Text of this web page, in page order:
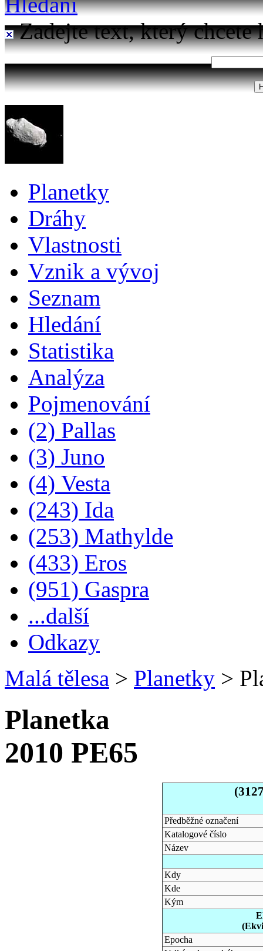
Zadejte text, který chcete
Planetky
Dráhy
Vlastnosti
Vznik a vývoj
Seznam
Hledání
Statistika
Analýza
Pojmenování
(2) Pallas
(3) Juno
(4) Vesta
(243) Ida
(253) Mathylde
(433) Eros
(951) Gaspra
...další
Odkazy
Malá tělesa > Planetky >
Planetka
2010 PE65
Předběžné označení
Katalogové číslo
Název
Kdy
Kde
Kým
Epocha